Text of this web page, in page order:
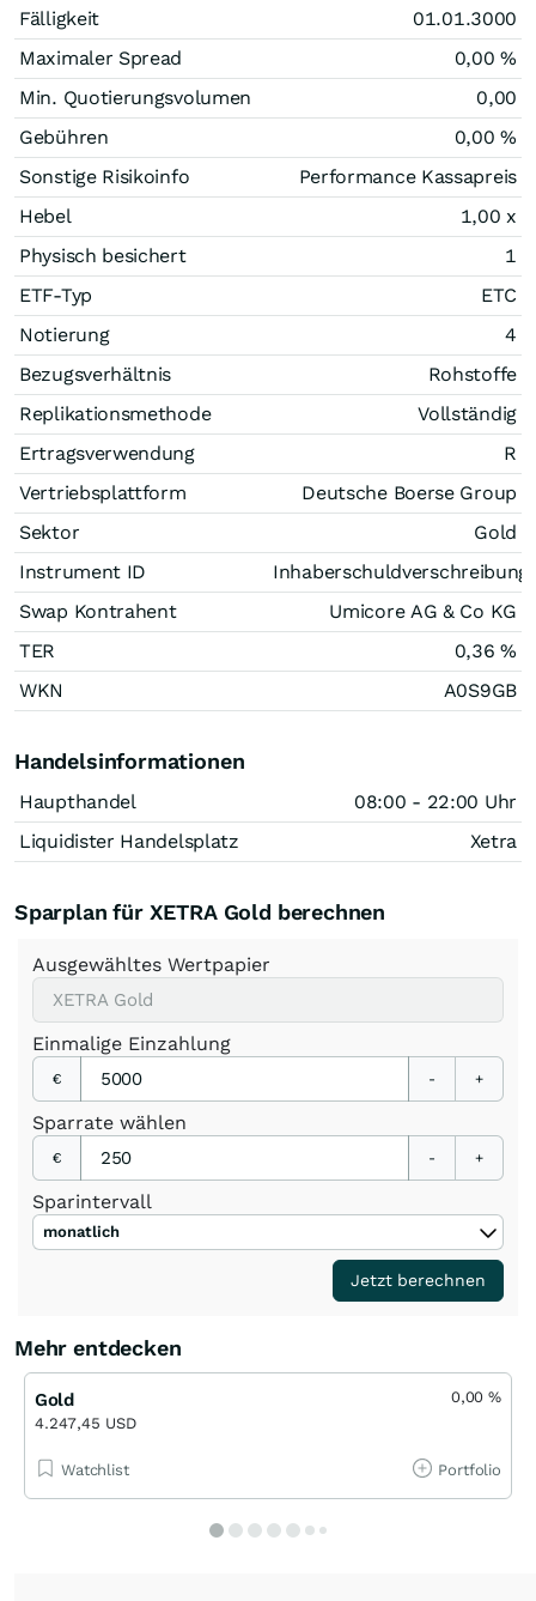
Fälligkeit
01.01.3000
Maximaler Spread
0,00 %
Min. Quotierungsvolumen
0,00
Gebühren
0,00 %
Sonstige Risikoinfo
Performance Kassapreis
Hebel
1,00 x
Physisch besichert
1
ETF-Typ
ETC
Notierung
4
Bezugsverhältnis
Rohstoffe
Replikationsmethode
Vollständig
Ertragsverwendung
R
Vertriebsplattform
Deutsche Boerse Group
Sektor
Gold
Instrument ID
Inhaberschuldverschreibung
Swap Kontrahent
Umicore AG & Co KG
TER
0,36 %
WKN
A0S9GB
Handelsinformationen
Haupthandel
08:00 - 22:00 Uhr
Liquidister Handelsplatz
Xetra
Sparplan für XETRA Gold berechnen
Ausgewähltes Wertpapier
Einmalige Einzahlung
€ - +
Sparrate wählen
€ - +
Sparintervall
monatlich
Jetzt berechnen
Mehr entdecken
Gold
4.247,45 USD
0,00%
Watchlist Portfolio